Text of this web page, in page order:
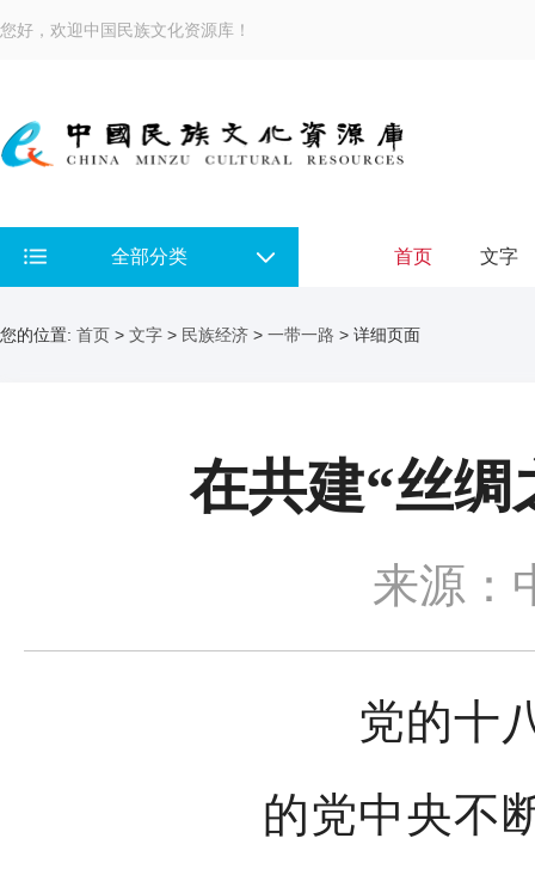
您好，欢迎中国民族文化资源库！
全部分类 首页 文字
您的位置: 首页 > 文字 > 民族经济 > 一带一路 > 详细页面
在共建“丝绸
来源：
党的十八
的党中央不